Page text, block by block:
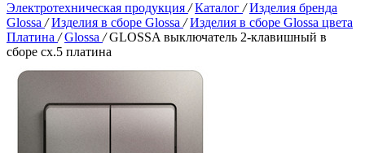
Электротехническая продукция / Каталог / Изделия бренда
Glossa / Изделия в сборе Glossa / Изделия в сборе Glossa цвета
Платина / Glossa / GLOSSA выключатель 2-клавишный в
сборе сх.5 платина